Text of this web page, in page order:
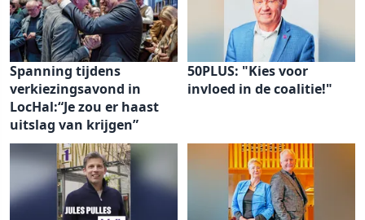
Spanning tijdens
verkiezingsavond in
LocHal:“Je zou er haast
uitslag van krijgen”
50PLUS: "Kies voor
invloed in de coalitie!"